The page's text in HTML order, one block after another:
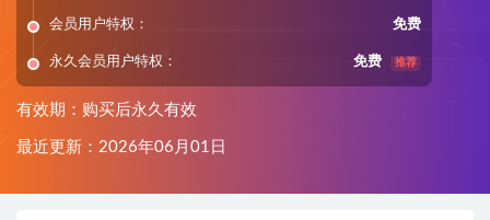
会员用户特权： 免费
永久会员用户特权： 免费 推荐
有效期：购买后永久有效
最近更新：2026年06月01日